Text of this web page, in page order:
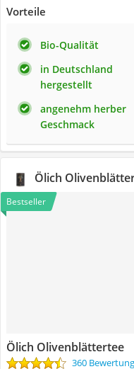
Vorteile
Bio-Qualität
in Deutschland
hergestellt
angenehm herber
Geschmack
Ölich
Bestseller
Ölich Olivenblättertee
360